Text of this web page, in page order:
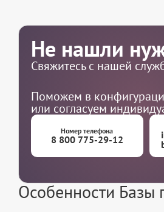
Не нашли
Свяжитесь с нашей
Поможем в
или согласуем
Номер телефона
8 800 775-29-12
Особенности Базы